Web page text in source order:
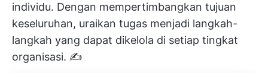
individu. Dengan mempertimbangkan tujuan
keseluruhan, uraikan tugas menjadi langkah-
langkah yang dapat dikelola di setiap tingkat
organisasi. ✍️